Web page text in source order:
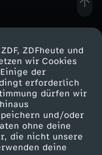
ZDFheute und
wir Cookies
der
erforderlich
dürfen wir
und/oder
ohne deine
die nicht unsere
deine
zum ZDF